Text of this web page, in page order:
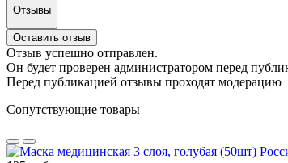
Отзывы
Оставить отзыв
Отзыв успешно отправлен.
Он будет проверен администратором перед
Перед публикацией отзывы проходят модерацию
Сопутствующие товары